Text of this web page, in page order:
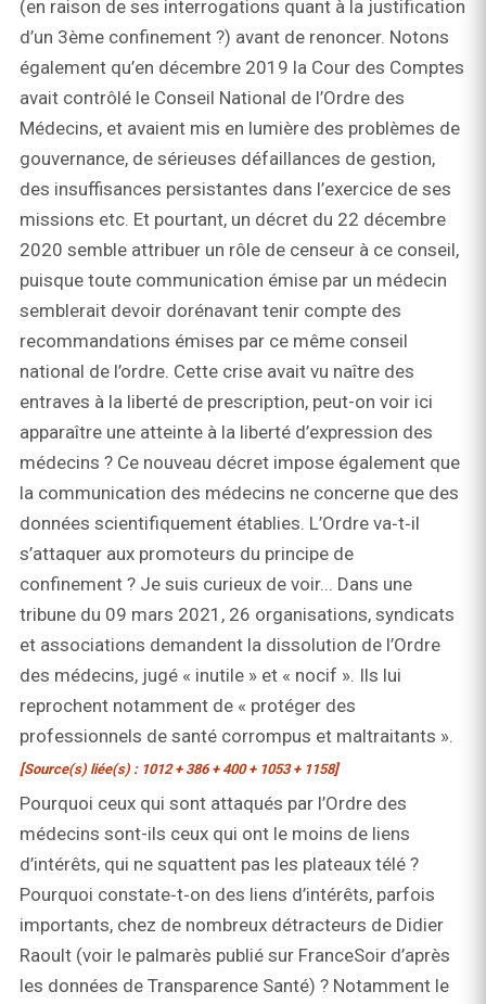
(en raison de ses interrogations quant à la justification
d’un 3ème confinement ?) avant de renoncer. Notons
également qu’en décembre 2019 la Cour des Comptes
avait contrôlé le Conseil National de l’Ordre des
Médecins, et avaient mis en lumière des problèmes de
gouvernance, de sérieuses défaillances de gestion,
des insuffisances persistantes dans l’exercice de ses
missions etc. Et pourtant, un décret du 22 décembre
2020 semble attribuer un rôle de censeur à ce conseil,
puisque toute communication émise par un médecin
semblerait devoir dorénavant tenir compte des
recommandations émises par ce même conseil
national de l’ordre. Cette crise avait vu naître des
entraves à la liberté de prescription, peut-on voir ici
apparaître une atteinte à la liberté d’expression des
médecins ? Ce nouveau décret impose également que
la communication des médecins ne concerne que des
données scientifiquement établies. L’Ordre va‑t‑il
s’attaquer aux promoteurs du principe de
confinement ? Je suis curieux de voir... Dans une
tribune du 09 mars 2021, 26 organisations, syndicats
et associations demandent la dissolution de l’Ordre
des médecins, jugé « inutile » et « nocif ». Ils lui
reprochent notamment de « protéger des
professionnels de santé corrompus et maltraitants ».
[Source(s) liée(s) : 1012 + 386 + 400 + 1053 + 1158]
Pourquoi ceux qui sont attaqués par l’Ordre des
médecins sont-ils ceux qui ont le moins de liens
d’intérêts, qui ne squattent pas les plateaux télé ?
Pourquoi constate‑t‑on des liens d’intérêts, parfois
importants, chez de nombreux détracteurs de Didier
Raoult (voir le palmarès publié sur FranceSoir d’après
les données de Transparence Santé) ? Notamment le